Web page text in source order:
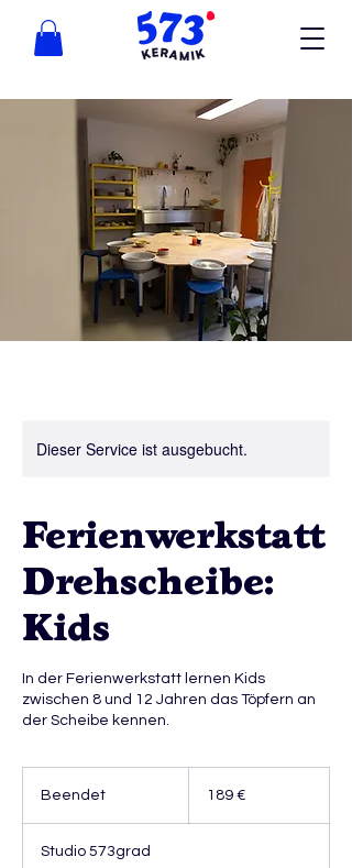
Dieser Service ist ausgebucht.
Ferienwerkstatt
Drehscheibe:
Kids
In der Ferienwerkstatt lernen Kids
zwischen 8 und 12 Jahren das Töpfern an
der Scheibe kennen.
Beendet
n
189 €
Studio 573grad